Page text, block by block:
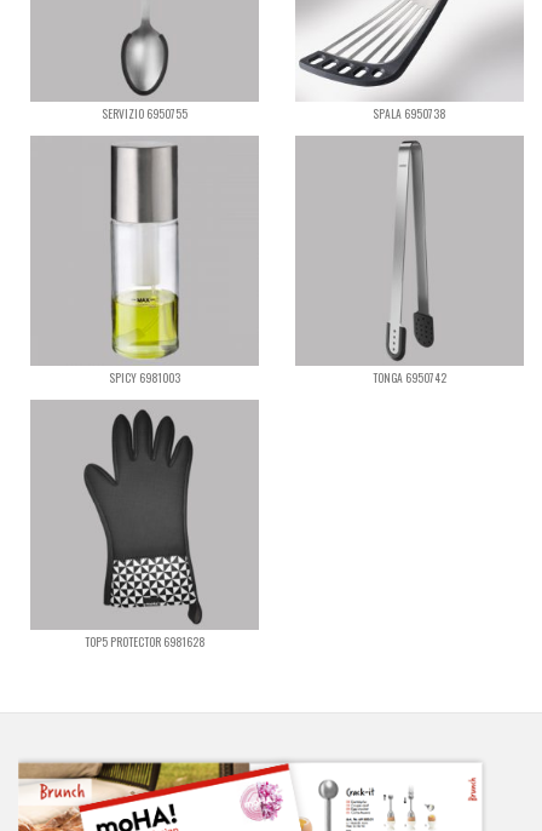
SERVIZIO 6950755 SPALA 6950738
SPICY 6981003 TONGA 6950742
TOP5 PROTECTOR 6981628